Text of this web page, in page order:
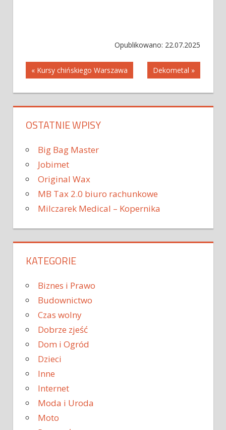
Opublikowano: 22.07.2025
Nawigacja
wpisu
« Kursy chińskiego Warszawa Dekometal »
OSTATNIE WPISY
Big Bag Master
Jobimet
Original Wax
MB Tax 2.0 biuro rachunkowe
Milczarek Medical – Kopernika
KATEGORIE
Biznes i Prawo
Budownictwo
Czas wolny
Dobrze zjeść
Dom i Ogród
Dzieci
Inne
Internet
Moda i Uroda
Moto